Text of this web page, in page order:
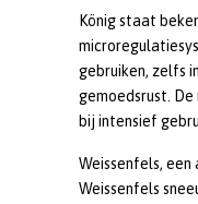
König staat
gebruiken, zelfs
gemoedsrust.
bij intensief
Weissenfels,
Weissenfels